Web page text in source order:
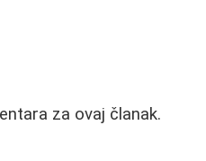
za ovaj članak.